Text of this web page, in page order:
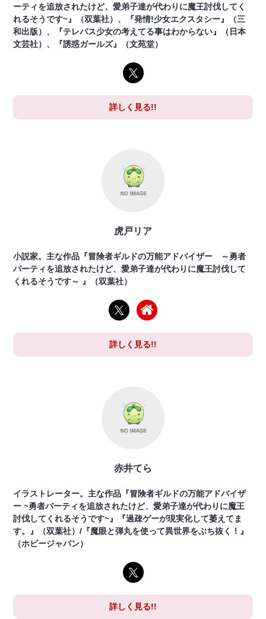
ーティを追放されたけど、愛弟子達が代わりに魔王討伐してく
れるそうです~』（双葉社）、『発情!少女エクスタシー』（三
和出版）、『テレパス少女の考えてる事はわからない』（日本
文芸社）、『誘惑ガールズ』（文苑堂）
詳しく見る!!
虎戸リア
小説家。主な作品『冒険者ギルドの万能アドバイザー ～勇者
パーティを追放されたけど、愛弟子達が代わりに魔王討伐して
くれるそうです～ 』（双葉社）
詳しく見る!!
赤井てら
イラストレーター。主な作品『冒険者ギルドの万能アドバイザ
ー ~勇者パーティを追放されたけど、愛弟子達が代わりに魔王
討伐してくれるそうです~』『過疎ゲーが現実化して萎えてま
す。』（双葉社）/『魔眼と弾丸を使って異世界をぶち抜く！』
（ホビージャパン）
詳しく見る!!